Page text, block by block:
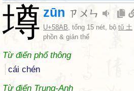
墫 zūn ㄗㄨㄣ
U+58AB, tổng 15 nét, bộ tǔ 土
phồn & giản thể
Từ điển phổ thông
cái chén
Từ điển Trung-Anh